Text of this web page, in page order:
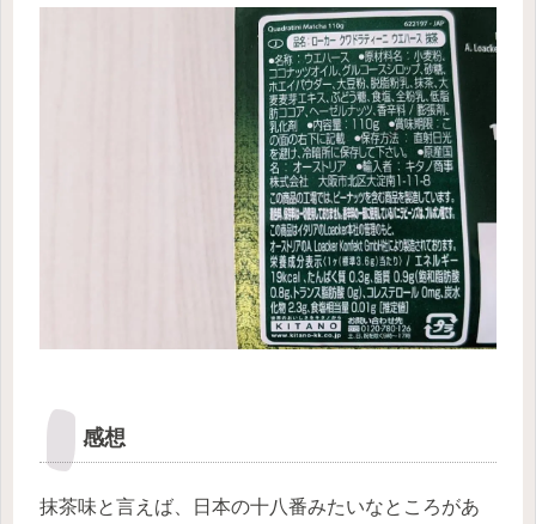
感想
抹茶味と言えば、日本の十八番みたいなところがあ